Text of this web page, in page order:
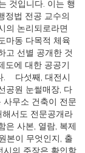
것입니다. 이는 행
정법 전공 교수의
의 논리되로라면
마동 다목적 체육
고 선별 공개한 것
도에 대한 공공기
. 다섯째, 대전시
공원 눈썰매장, 다
사무소 건축이 전문
서도 전문공개라
은 사본, 열람, 복제
본이 무엇인지, 출